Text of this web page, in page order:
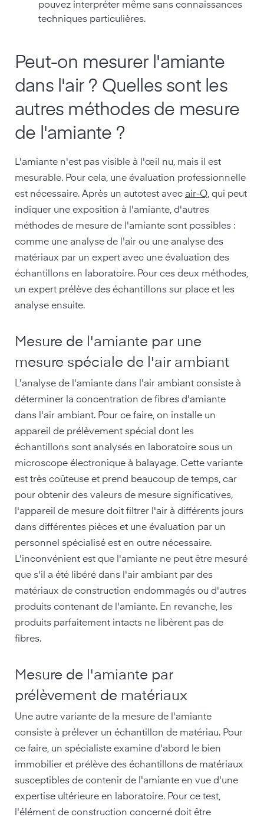
pouvez interpréter même sans connaissances
techniques particulières.
Peut-on mesurer l'amiante
dans l'air ? Quelles sont les
autres méthodes de mesure
de l'amiante ?
L'amiante n'est pas visible à l'œil nu, mais il est
mesurable. Pour cela, une évaluation professionnelle
est nécessaire. Après un autotest avec air-Q, qui peut
indiquer une exposition à l'amiante, d'autres
méthodes de mesure de l'amiante sont possibles :
comme une analyse de l'air ou une analyse des
matériaux par un expert avec une évaluation des
échantillons en laboratoire. Pour ces deux méthodes,
un expert prélève des échantillons sur place et les
analyse ensuite.
Mesure de l'amiante par une
mesure spéciale de l'air ambiant
L'analyse de l'amiante dans l'air ambiant consiste à
déterminer la concentration de fibres d'amiante
dans l'air ambiant. Pour ce faire, on installe un
appareil de prélèvement spécial dont les
échantillons sont analysés en laboratoire sous un
microscope électronique à balayage. Cette variante
est très coûteuse et prend beaucoup de temps, car
pour obtenir des valeurs de mesure significatives,
l'appareil de mesure doit filtrer l'air à différents jours
dans différentes pièces et une évaluation par un
personnel spécialisé est en outre nécessaire.
L'inconvénient est que l'amiante ne peut être mesuré
que s'il a été libéré dans l'air ambiant par des
matériaux de construction endommagés ou d'autres
produits contenant de l'amiante. En revanche, les
produits parfaitement intacts ne libèrent pas de
fibres.
Mesure de l'amiante par
prélèvement de matériaux
Une autre variante de la mesure de l'amiante
consiste à prélever un échantillon de matériau. Pour
ce faire, un spécialiste examine d'abord le bien
immobilier et prélève des échantillons de matériaux
susceptibles de contenir de l'amiante en vue d'une
expertise ultérieure en laboratoire. Pour ce test,
l'élément de construction concerné doit être